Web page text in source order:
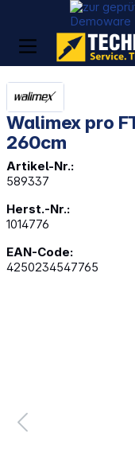
Walimex pro
260cm
Artikel-Nr.:
589337
Herst.-Nr.:
1014776
EAN-Code:
4250234547765